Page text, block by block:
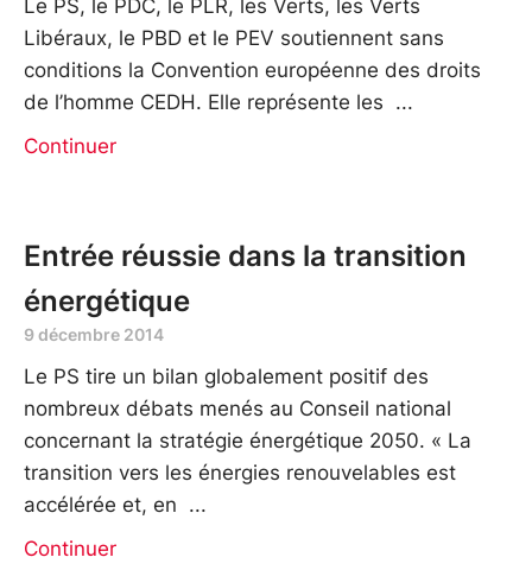
Le PS, le PDC, le PLR, les Verts, les Verts
Libéraux, le PBD et le PEV soutiennent sans
conditions la Convention européenne des droits
de l’homme CEDH. Elle représente les
Continuer
Entrée réussie dans la transition
énergétique
9 décembre 2014
Le PS tire un bilan globalement positif des
nombreux débats menés au Conseil national
concernant la stratégie énergétique 2050. « La
transition vers les énergies renouvelables est
accélérée et, en
Continuer